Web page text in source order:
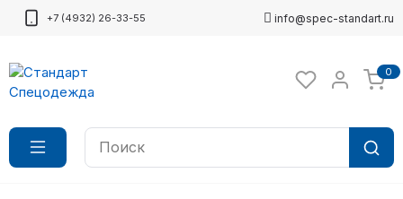
+7 (4932) 26-33-55 info@spec-standart.ru
0